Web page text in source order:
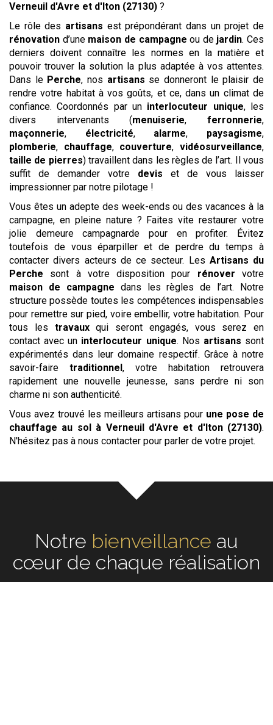
Verneuil d'Avre et d'Iton (27130) ?
Le rôle des artisans est prépondérant dans un projet de
rénovation d’une maison de campagne ou de jardin. Ces
derniers doivent connaître les normes en la matière et
pouvoir trouver la solution la plus adaptée à vos attentes.
Dans le Perche, nos artisans se donneront le plaisir de
rendre votre habitat à vos goûts, et ce, dans un climat de
confiance. Coordonnés par un interlocuteur unique, les
divers intervenants (menuiserie,ferronnerie,
maçonnerie, électricité, alarme, paysagisme,
plomberie, chauffage, couverture,vidéosurveillance,
taille de pierres) travaillent dans les règles de l’art. Il vous
suffit de demander votre devis et de vous laisser
impressionner par notre pilotage !
Vous êtes un adepte des week-ends ou des vacances à la
campagne, en pleine nature ? Faites vite restaurer votre
jolie demeure campagnarde pour en profiter. Évitez
toutefois de vous éparpiller et de perdre du temps à
contacter divers acteurs de ce secteur. Les Artisans du
Perche sont à votre disposition pour rénover votre
maison de campagne dans les règles de l’art. Notre
structure possède toutes les compétences indispensables
pour remettre sur pied, voire embellir, votre habitation. Pour
tous les travauxqui seront engagés, vous serez en
contact avec un interlocuteur unique. Nos artisans sont
expérimentés dans leur domaine respectif. Grâce à notre
savoir-faire traditionnel , votre habitation retrouvera
rapidement une nouvelle jeunesse, sans perdre ni son
charme ni son authenticité.
Vous avez trouvé les meilleurs artisans pour une pose de
chauffage au sol
à Verneuil d'Avre et d'Iton (27130).
N'hésitez pas à nous contacter pour parler de votre projet.
Notreécouteau cœur de
chaque réalisation